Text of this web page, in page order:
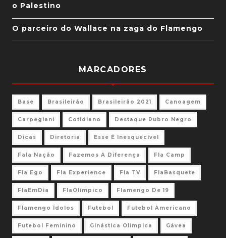
o Palestino
O parceiro do Wallace na zaga do Flamengo
MARCADORES
Base Brasileirão Brasileirão 2021 Canoagem
Carpegiani Cotidiano Destaque Rubro Negro
Dicas Diretoria Esse É Inesquecível
Fala Nação Fazemos A Diferença Fla Camp
Fla Ego Fla Experience Fla TV FlaBasquete
FlaEmDia FlaOlímpico Flamengo De 19
Flamengo Ídolos Futebol Futebol Americano
Futebol Feminino Ginástica Olimpica Gávea